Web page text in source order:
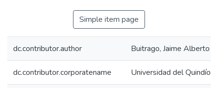
Simple item page
dc.contributor.author Buitrago, Jaime Alberto
dc.contributor.corporatename Universidad del Quindío